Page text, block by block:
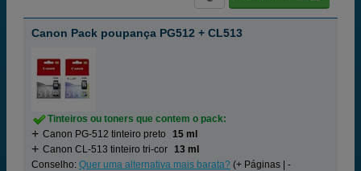
Canon Pack poupança PG512 + CL513
Tinteiros ou toners que contem o pack:
Canon PG-512 tinteiro preto
15 ml
Canon CL-513 tinteiro tri-cor 13 ml
Conselho: Quer uma alternativa mais barata? (+ Páginas | -